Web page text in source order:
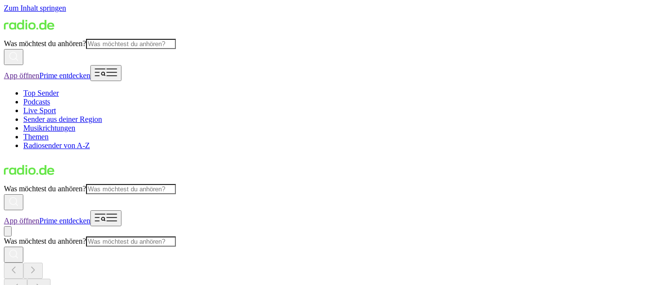
Zum Inhalt springen
Was möchtest du anhören?
App öffnenPrime entdecken
Top Sender
Podcasts
Live Sport
Sender aus deiner Region
Musikrichtungen
Themen
Radiosender von A-Z
Was möchtest du anhören?
App öffnenPrime entdecken
Was möchtest du anhören?